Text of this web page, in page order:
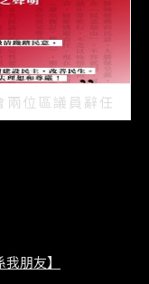
位區議員辭任
朋友】